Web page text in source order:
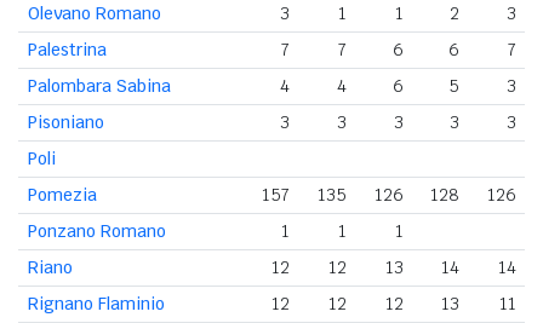
Olevano Romano
3 1 1 2
3
Palestrina
7 7 6 6
7
Palombara Sabina
4 4 6 5
3
Pisoniano
3 3 3 3
3
Poli
Pomezia
157 135 126 128
126
Ponzano Romano
1 1
1
Riano
12 12 13 14
14
Rignano Flaminio
12 12 12 13
11